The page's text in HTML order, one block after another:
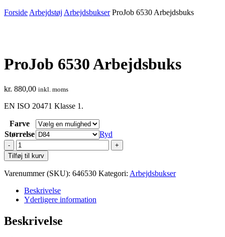
Forside Arbejdstøj Arbejdsbukser ProJob 6530 Arbejdsbuks
ProJob 6530 Arbejdsbuks
kr. 880,00 inkl. moms
EN ISO 20471 Klasse 1.
Farve
Størrelse
Ryd
ProJob
6530
Arbejdsbuks
antal
Tilføj til kurv
Varenummer (SKU): 646530 Kategori: Arbejdsbukser
Beskrivelse
Yderligere information
Beskrivelse